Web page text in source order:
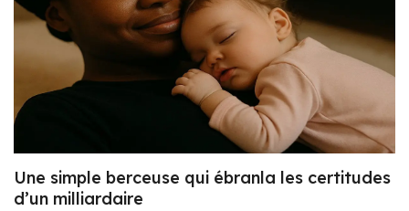
Une simple berceuse qui ébranla les certitudes
d’un milliardaire